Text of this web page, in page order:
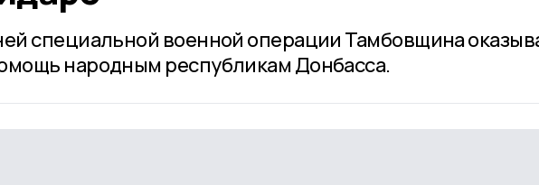
специальной военной операции Тамбовщина
народным республикам Донбасса.